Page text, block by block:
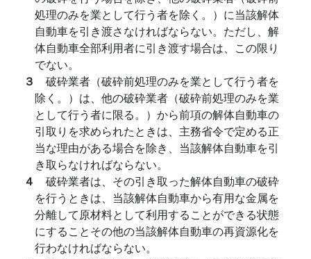
処理のみを業として行う者を除く。）に当該解体
自動車を引き渡さなければならない。ただし、解
体自動車全部利用者に引き渡す場合は、この限り
でない。
３ 破砕業者（破砕前処理のみを業として行う者を
除く。）は、他の破砕業者（破砕前処理のみを業
として行う者に限る。）から前項の解体自動車の
引取りを求められたときは、主務省令で定める正
当な理由がある場合を除き、当該解体自動車を引
き取らなければならない。
４ 破砕業者は、その引き取った解体自動車の破砕
を行うときは、当該解体自動車から有用な金属を
分離して原材料として利用することができる状態
にすることその他の当該解体自動車の再資源化を
行わなければならない。